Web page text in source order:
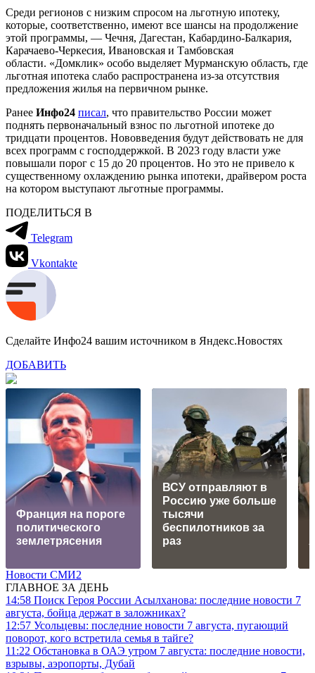
Среди регионов с низким спросом на льготную ипотеку,
которые, соответственно, имеют все шансы на продолжение
этой программы, — Чечня, Дагестан, Кабардино-Балкария,
Карачаево-Черкесия, Ивановская и Тамбовская
области. «Домклик» особо выделяет Мурманскую область, где
льготная ипотека слабо распространена из-за отсутствия
предложения жилья на первичном рынке.
Ранее Инфо24 писал, что правительство России может
поднять первоначальный взнос по льготной ипотеке до
тридцати процентов. Нововведения будут действовать не для
всех программ с господдержкой. В 2023 году власти уже
повышали порог с 15 до 20 процентов. Но это не привело к
существенному охлаждению рынка ипотеки, драйвером роста
на котором выступают льготные программы.
ПОДЕЛИТЬСЯ В
Telegram
Vkontakte
Сделайте Инфо24 вашим источником в Яндекс.Новостях
ДОБАВИТЬ
Франция на пороге
политического
землетрясения
ВСУ отправляют в
Россию уже больше
тысячи
беспилотников за
раз
Новости СМИ2
ГЛАВНОЕ ЗА ДЕНЬ
14:58 Поиск Героя России Асылханова: последние новости 7
августа, бойца держат в заложниках?
12:57 Усольцевы: последние новости 7 августа, пугающий
поворот, кого встретила семья в тайге?
11:22 Обстановка в ОАЭ утром 7 августа: последние новости,
взрывы, аэропорты, Дубай